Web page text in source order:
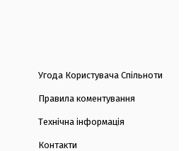
Угода Користувача Спільноти
Правила коментування
Технічна інформація
Контакти